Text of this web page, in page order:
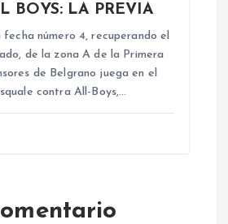
BOYS: LA PREVIA
fecha número 4, recuperando el
de la zona A de la Primera
de Belgrano juega en el
contra All-Boys,…